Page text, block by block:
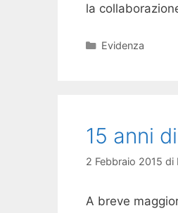
la
Categorie
Evidenza
15 anni
2 Febbraio 2015 di
A breve